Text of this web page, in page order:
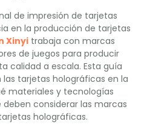
de impresión de tarjetas
en la producción de tarjetas
Xinyi trabaja con marcas
de juegos para producir
calidad a escala. Esta guía
tarjetas holográficas en la
materiales y tecnologías
considerar las marcas
holográficas.